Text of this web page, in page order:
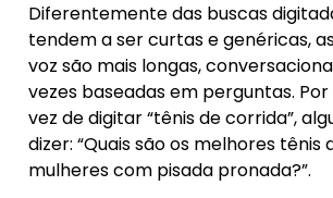
Diferentemente das buscas
tendem a ser curtas e genéricas,
voz são mais longas,
vezes baseadas em perguntas.
vez de digitar “tênis de corrida”,
dizer: “Quais são os melhores
mulheres com pisada pronada?”.